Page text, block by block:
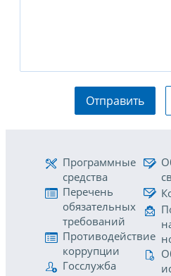
Отправить
Программные
средства
Перечень
обязательных
требований
Противодействие
коррупции
Госслужба